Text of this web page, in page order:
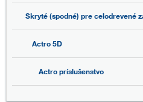
Skryté (spodné) pre celodrevené
Actro 5D
Actro príslušenstvo